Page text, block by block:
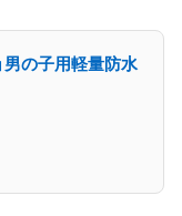
の子用軽量防水